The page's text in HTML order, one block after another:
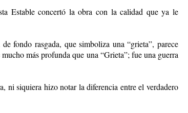
Estable concertó la obra con la calidad que ya le
fondo rasgada, que simboliza una “grieta”, parece
más profunda que una “Grieta”; fue una guerra
ni siquiera hizo notar la diferencia entre el verdadero